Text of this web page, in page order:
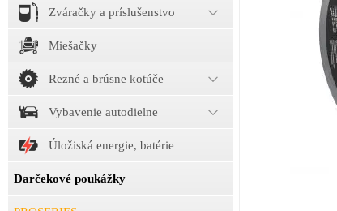
Zváračky a príslušenstvo
Miešačky
Rezné a brúsne kotúče
Vybavenie autodielne
Úložiská energie, batérie
Darčekové poukážky